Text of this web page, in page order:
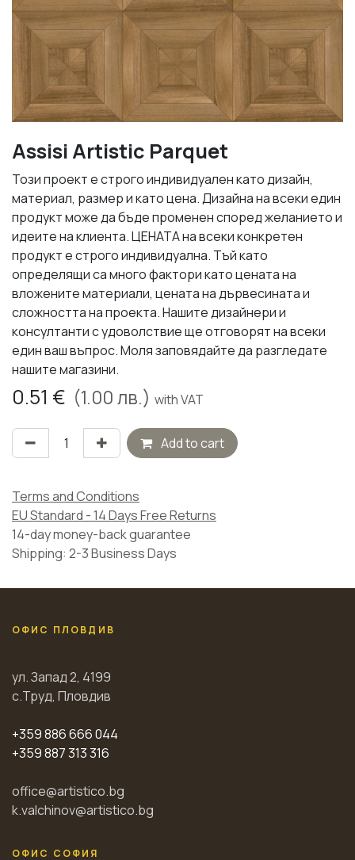
Assisi Artistic Parquet
Този проект е строго индивидуален като дизайн,
материал, размер и като цена. Дизайна на всеки един
продукт може да бъде променен според желанието и
идеите на клиента. ЦЕНАТА на всеки конкретен
продукт е строго индивидуална. Тъй като
определящи са много фактори като цената на
вложените материали, цената на дървесината и
сложността на проекта. Нашите дизайнери и
консултанти с удоволствие ще отговорят на всеки
един ваш въпрос. Моля заповядайте да разгледате
нашите магазини.
0.51 € (1.00лв.) with VAT
Add to cart
Terms and Conditions
EU Standard - 14 Days Free Returns
14-day money-back guarantee
Shipping: 2-3 Business Days
ОФИС ПЛОВДИВ
ул. Запад 2, 4199
с.Труд, Пловдив
+359 886 666 044
+359 887 313 316
office@artistico.bg
k.valchinov@artistico.bg
ОФИС СОФИЯ